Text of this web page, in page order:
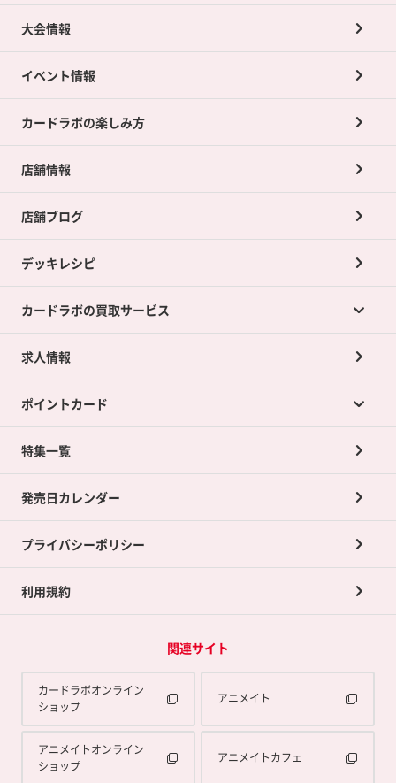
大会情報
イベント情報
カードラボの楽しみ方
店舗情報
店舗ブログ
デッキレシピ
カードラボの買取サービス
カードラボの買取サービスTOP
店舗買取について
ネット買取について
買取承諾書について
求人情報
ポイントカード
ポイントカードTOP
ポイント交換景品
特集一覧
発売日カレンダー
プライバシーポリシー
利用規約
関連サイト
カードラボオンライン
ショップ
アニメイト
アニメイトオンライン
ショップ
アニメイトカフェ